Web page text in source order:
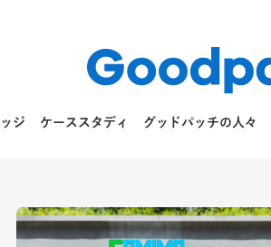
ジ ケーススタディ グッドパッチの人々
ム